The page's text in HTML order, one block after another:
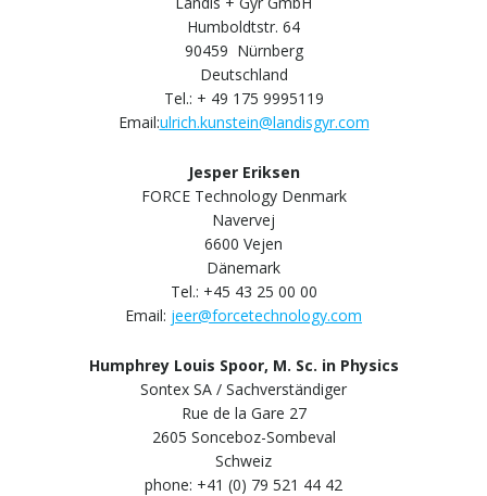
Humboldtstr. 64
90459 Nürnberg
Deutschland
Tel.: + 49 175 9995119
Email:ulrich.kunstein@landisgyr.com
Jesper Eriksen
FORCE Technology Denmark
Navervej
6600 Vejen
Dänemark
Tel.: +45 43 25 00 00
Email: jeer@forcetechnology.com
Humphrey Louis Spoor, M. Sc. in Physics
Sontex SA / Sachverständiger
Rue de la Gare 27
2605 Sonceboz-Sombeval
Schweiz
phone: +41 (0) 79 521 44 42